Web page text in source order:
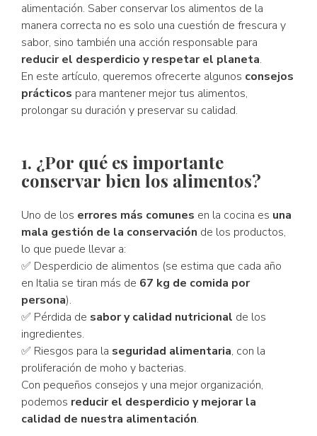
alimentación. Saber conservar los alimentos de la
manera correcta no es solo una cuestión de frescura y
sabor, sino también una acción responsable para
reducir el desperdicio y respetar el planeta.
En este artículo, queremos ofrecerte algunos consejos
prácticos para mantener mejor tus alimentos,
prolongar su duración y preservar su calidad.
1. ¿Por qué es importante
conservar bien los alimentos?
Uno de los errores más comunes en la cocina es una
mala gestión de la conservación de los productos,
lo que puede llevar a:
✅ Desperdicio de alimentos (se estima que cada año
en Italia se tiran más de 67 kg de comida por
persona).
✅ Pérdida de sabor y calidad nutricional de los
ingredientes.
✅ Riesgos para la seguridad alimentaria, con la
proliferación de moho y bacterias.
Con pequeños consejos y una mejor organización,
podemos reducir el desperdicio y mejorar la
calidad de nuestra alimentación.